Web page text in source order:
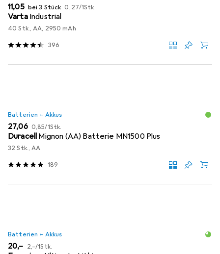
EUR
11,05 bei 3 Stück EUR
0,27/1Stk.
Varta Industrial
40 Stk., AA, 2950 mAh
396
Batterien + Akkus
EUR
27,06 EUR
0,85/1Stk.
Duracell Mignon (AA) Batterie MN1500 Plus
32 Stk., AA
189
Batterien + Akkus
EUR
20,– EUR
2,–/1Stk.